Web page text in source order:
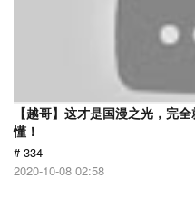
【越哥】这才是国漫之光，完
懂！
# 334
2020-10-08 02:58